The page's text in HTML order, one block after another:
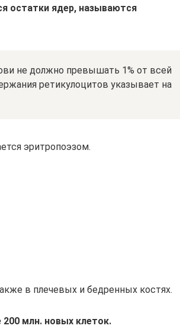
остатки ядер, называются
не должно превышать 1% от всей
ретикулоцитов указывает на
эритропоэзом.
в плечевых и бедренных костях.
млн. новых клеток.